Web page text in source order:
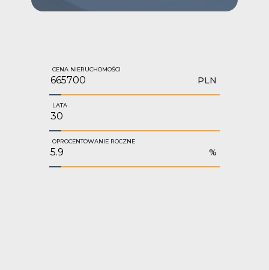
CENA NIERUCHOMOŚCI
PLN
LATA
OPROCENTOWANIE ROCZNE
%